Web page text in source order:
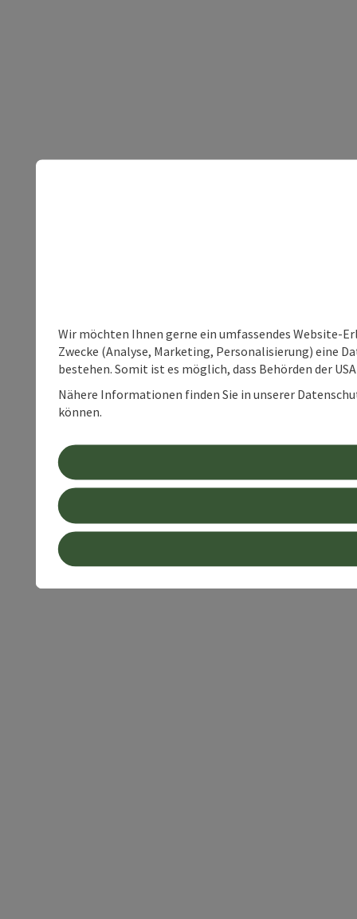
Wir möchten Ihnen gerne ein umfassendes Website-
Zwecke (Analyse, Marketing, Personalisierung) eine
bestehen. Somit ist es möglich, dass Behörden der
Nähere Informationen finden Sie in unserer
können.